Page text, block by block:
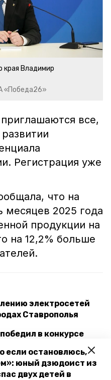
если остановлюсь,
юный дзюдоист из
двух детей в
края Владимир
«Победа26»
все,
Регистрация уже
что на
месяцев 2025 года
продукции на
на 12,2% больше
электросетей
Ставрополья
в конкурсе
Ставрополья
встретился с
после выборов